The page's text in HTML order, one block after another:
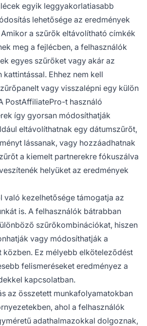
egyik leggyakorlatiasabb
lehetősége az eredmények
a szűrők eltávolítható címkék
meg a fejlécben, a felhasználók
egyes szűrőket vagy akár az
kattintással. Ehhez nem kell
vagy visszalépni egy külön
PostAffiliatePro-t használó
így gyorsan módosíthatják
eltávolíthatnak egy dátumszűrőt,
lássanak, vagy hozzáadhatnak
a kiemelt partnerekre fókuszálva
helyüket az eredmények
való kezelhetősége támogatja az
is. A felhasználók bátrabban
szűrőkombinációkat, hiszen
vagy módosíthatják a
közben. Ez mélyebb elköteleződést
felismeréseket eredményez a
kapcsolatban.
az összetett munkafolyamatokban
ahol a felhasználók
adathalmazokkal dolgoznak,